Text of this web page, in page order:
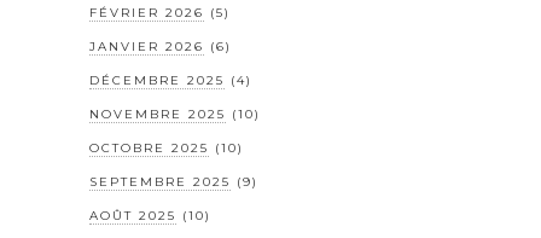
FÉVRIER 2026 (5)
JANVIER 2026 (6)
DÉCEMBRE 2025 (4)
NOVEMBRE 2025 (10)
OCTOBRE 2025 (10)
SEPTEMBRE 2025 (9)
AOÛT 2025 (10)